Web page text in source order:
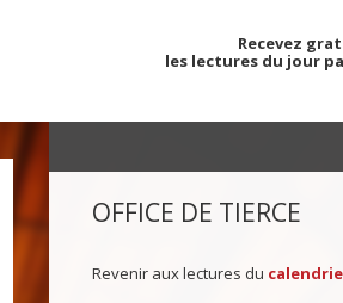
Recevez
les lectures du jour
OFFICE DE TIERCE
Revenir aux lectures du